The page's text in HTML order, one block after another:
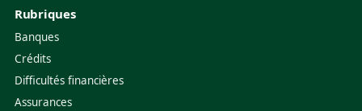
Rubriques
Banques
Crédits
Difficultés financières
Assurances